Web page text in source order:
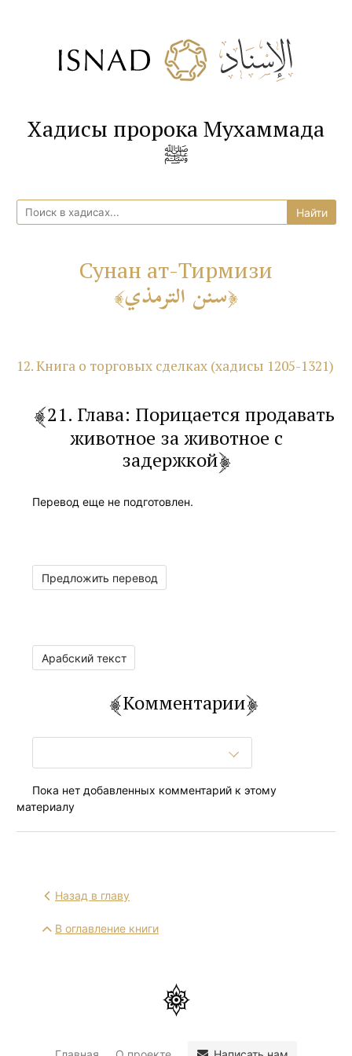
Хадисы пророка Мухаммада
ﷺ
Сунан ат-Тирмизи
سنن الترمذي
12. Книга о торговых сделках (хадисы 1205-1321)
21. Глава: Порицается продавать
животное за животное с
задержкой
Перевод еще не подготовлен.
Предложить перевод
Арабский текст
Комментарии
Пока нет добавленных комментарий к этому
материалу
Назад в главу
В оглавление книги